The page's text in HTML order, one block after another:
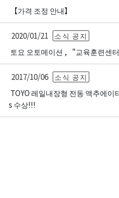
【가격 조정 안내】
2020/01/21 소식 공지
토요 오토메이션 , “교육훈련센
2017/10/06 소식 공지
TOYO 레일내장형 전동 액추에
s 수상!!!